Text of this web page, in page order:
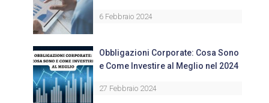
6 Febbraio 2024
Obbligazioni Corporate: Cosa Sono
e Come Investire al Meglio nel 2024
27 Febbraio 2024